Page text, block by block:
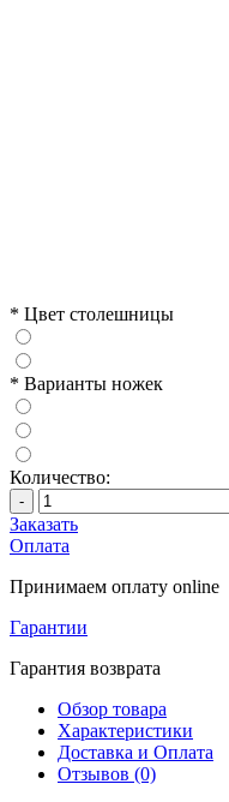
* Цвет столешницы
* Варианты ножек
Количество:
-
Заказать
Оплата
Принимаем оплату online
Гарантии
Гарантия возврата
Обзор товара
Характеристики
Доставка и Оплата
Отзывов (0)